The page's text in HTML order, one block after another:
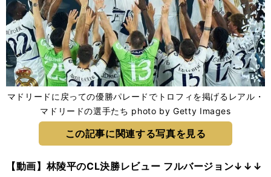
マドリードに戻っての優勝パレードでトロフィを掲げるレアル・
マドリードの選手たち photo by Getty Images
この記事に関連する写真を見る
【動画】林陵平のCL決勝レビュー フルバージョン↓↓↓